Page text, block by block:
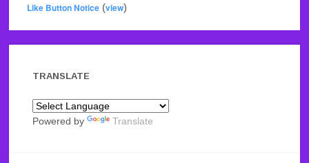
Like Button Notice(view)
TRANSLATE
Powered by Translate